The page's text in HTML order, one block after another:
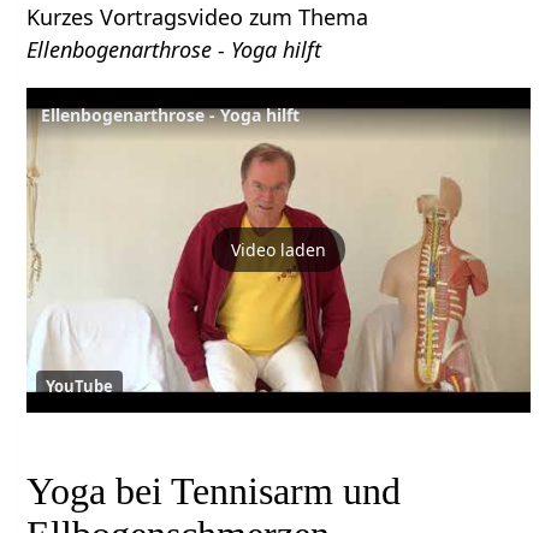
Kurzes Vortragsvideo zum Thema
Ellenbogenarthrose - Yoga hilft
Ellenbogenarthrose - Yoga hilft
Video laden
YouTube
Yoga bei Tennisarm und